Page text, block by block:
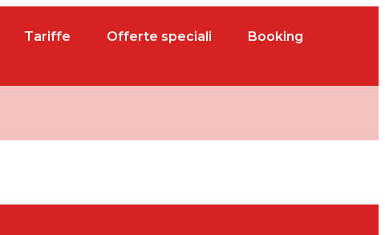
Tariffe Offerte speciali Booking